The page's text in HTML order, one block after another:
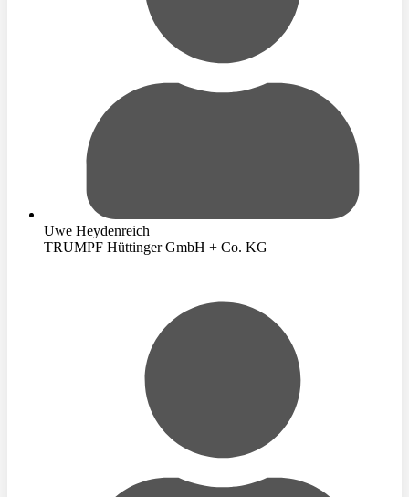
Uwe Heydenreich
TRUMPF Hüttinger GmbH + Co. KG